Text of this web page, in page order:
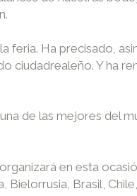
feria. Ha precisado,
ciudadrealeño. Y ha
de las mejores del
en esta
Brasil,